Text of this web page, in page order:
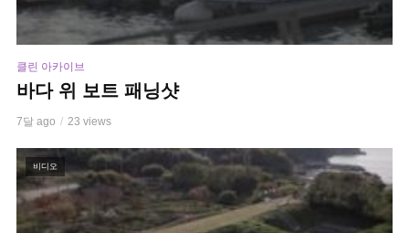
클린 아카이브
바다 위 보트 패닝샷
7달 ago 23 views
비디오